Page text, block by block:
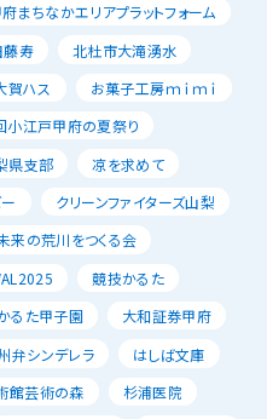
まちなかエリアプラットフォーム
藤寿
北杜市大滝湧水
賀ハス
お菓子工房ｍｉｍｉ
小江戸甲府の夏祭り
県支部
凉を求めて
クリーンファイターズ山梨
来の荒川をつくる会
競技かるた
るた甲子園
大和証券甲府
弁シンデレラ
はしば文庫
館芸術の森
杉浦医院